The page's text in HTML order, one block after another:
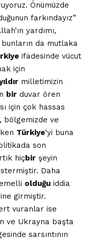
Önümüzde
farkındayız”
yardımı,
da mutlaka
ifadesinde vücut
için
milletimizin
bir duvar ören
için çok hassas
bölgemizde ve
Türkiye‘yi buna
son
hiçbir şeyin
Daha
olduğu iddia
girmiştir.
vuranlar ise
ve Ukrayna başta
sarsıntının